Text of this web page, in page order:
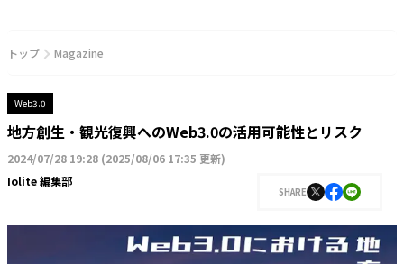
トップ Magazine
Web3.0
地方創生・観光復興へのWeb3.0の活用可能性とリスク
2024/07/28 19:28 (2025/08/06 17:35 更新)
Iolite 編集部
SHARE